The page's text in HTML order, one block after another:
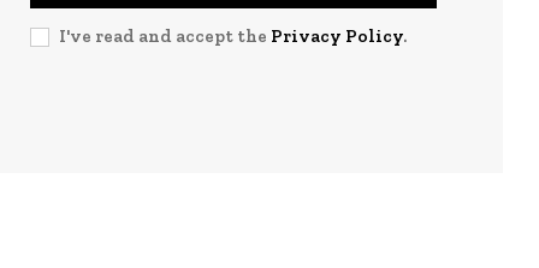
I've read and accept the Privacy Policy.